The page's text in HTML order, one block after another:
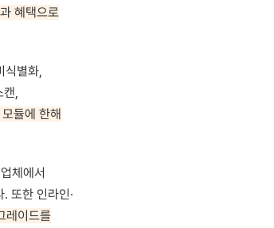
혜택으로
별화,
,
듈에 한해
체에서
또한 인라인·
레이드를